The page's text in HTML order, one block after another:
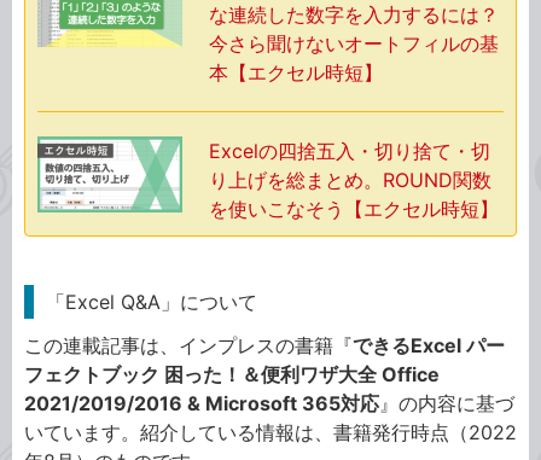
な連続した数字を入力するには？
今さら聞けないオートフィルの基
本【エクセル時短】
Excelの四捨五入・切り捨て・切
り上げを総まとめ。ROUND関数
を使いこなそう【エクセル時短】
「Excel Q&A」について
この連載記事は、インプレスの書籍『できるExcel パー
フェクトブック 困った！＆便利ワザ大全 Office
2021/2019/2016 & Microsoft 365対応 』の内容に基づ
いています。紹介している情報は、書籍発行時点（2022